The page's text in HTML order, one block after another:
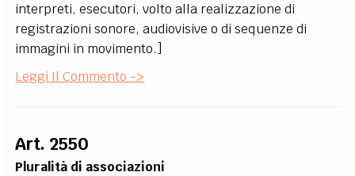
interpreti, esecutori, volto alla realizzazione di
registrazioni sonore, audiovisive o di sequenze di
immagini in movimento.]
Leggi Il Commento ->
Art. 2550
Pluralità di associazioni